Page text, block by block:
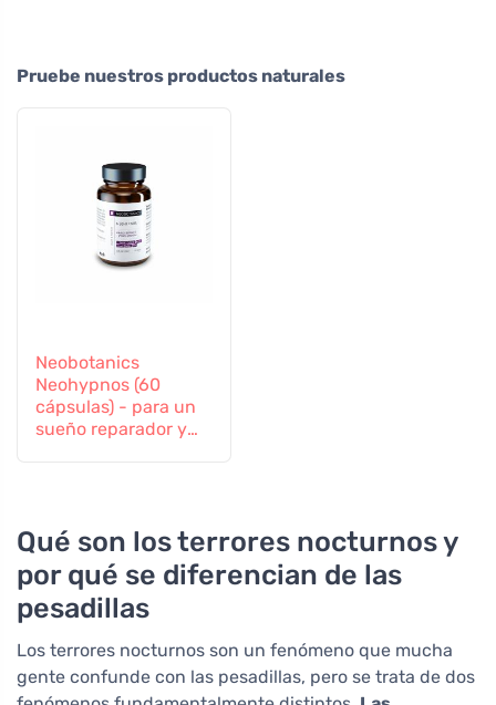
Pruebe nuestros productos naturales
Neobotanics
Neohypnos (60
cápsulas) - para un
sueño reparador y
Qué son los terrores nocturnos y
por qué se diferencian de las
pesadillas
Los terrores nocturnos son un fenómeno que mucha
gente confunde con las pesadillas, pero se trata de dos